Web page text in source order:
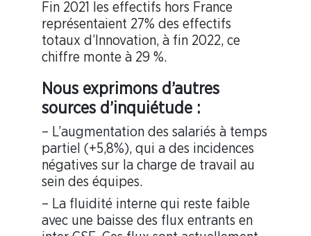
Fin 2021 les effectifs hors France
représentaient 27% des effectifs
totaux d’Innovation, à fin 2022, ce
chiffre monte à 29 %.
Nous exprimons d’autres
sources d’inquiétude :
– L’augmentation des salariés à temps
partiel (+5,8%), qui a des incidences
négatives sur la charge de travail au
sein des équipes.
– La fluidité interne qui reste faible
avec une baisse des flux entrants en